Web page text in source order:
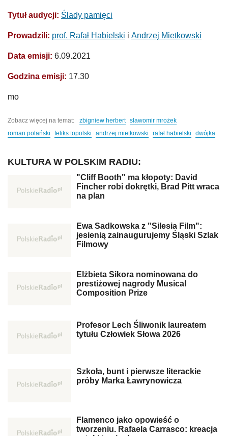
Tytuł audycji: Ślady pamięci
Prowadzili: prof. Rafał Habielski i Andrzej Mietkowski
Data emisji: 6.09.2021
Godzina emisji: 17.30
mo
Zobacz więcej na temat: zbigniew herbert sławomir mrożek
roman polański
feliks topolski andrzej mietkowski rafał habielski dwójka
KULTURA W POLSKIM RADIU:
"Cliff Booth" ma kłopoty: David
Fincher robi dokrętki, Brad Pitt wraca
na plan
Ewa Sadkowska z "Silesia Film":
jesienią zainaugurujemy Śląski Szlak
Filmowy
Elżbieta Sikora nominowana do
prestiżowej nagrody Musical
Composition Prize
Profesor Lech Śliwonik laureatem
tytułu Człowiek Słowa 2026
Szkoła, bunt i pierwsze literackie
próby Marka Ławrynowicza
Flamenco jako opowieść o
tworzeniu. Rafaela Carrasco: kreacja